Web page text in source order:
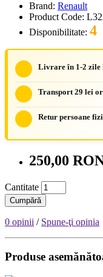
Brand: Renault
Product Code:
Disponibilitate: 4
Livrare în 1-2 zile
Transport 29 lei
Retur persoane
250,00
Cantitate
Cumpără
0 opinii / Spune-ţi opinia
Produse